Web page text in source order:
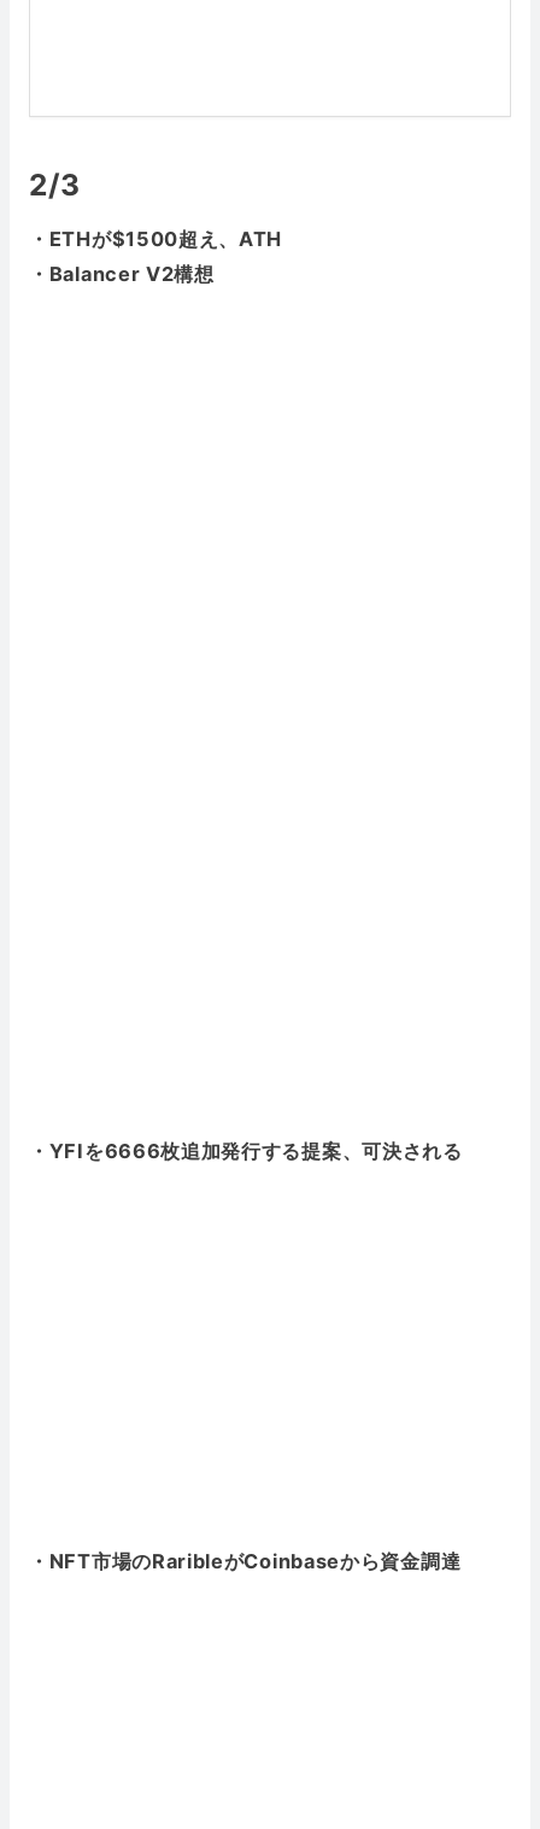
2/3
・ETHが$1500超え、ATH
・Balancer V2構想
・YFIを6666枚追加発行する提案、可決される
・NFT市場のRaribleがCoinbaseから資金調達